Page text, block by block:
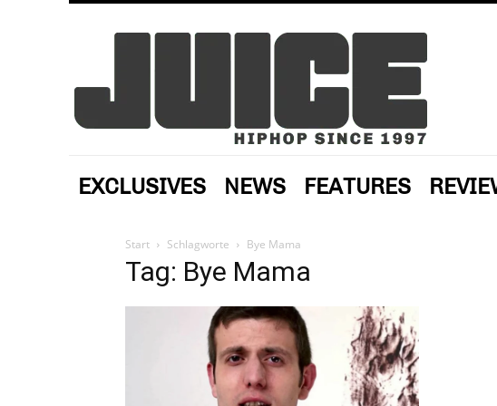
EXCLUSIVES NEWS FEATURES
Start Schlagworte Bye Mama
Tag: Bye Mama